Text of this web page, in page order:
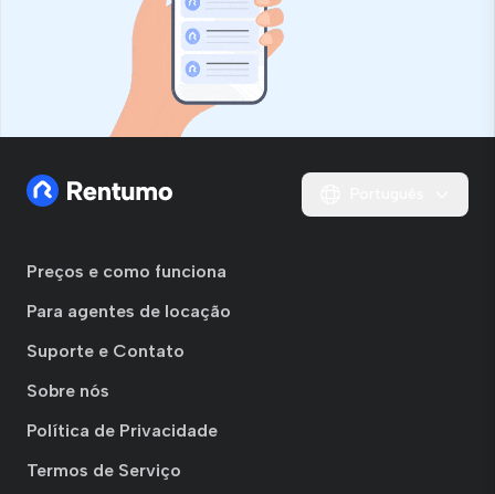
Preços e como funciona
Para agentes de locação
Suporte e Contato
Sobre nós
Política de Privacidade
Termos de Serviço